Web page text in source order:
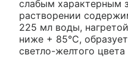
слабым характерным
растворении
225 мл воды,
ниже + 85°C,
светло-желтого